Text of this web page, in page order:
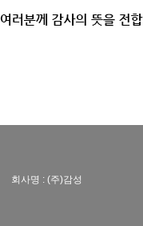
회사명 : (주)감성